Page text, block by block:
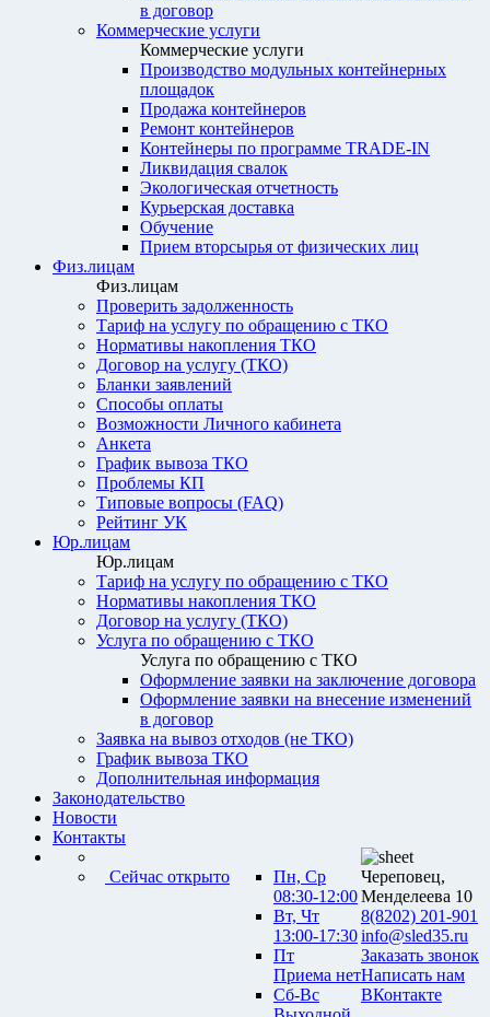
в договор
Коммерческие услуги
Коммерческие услуги
Производство модульных контейнерных
площадок
Продажа контейнеров
Ремонт контейнеров
Контейнеры по программе TRADE-IN
Ликвидация свалок
Экологическая отчетность
Курьерская доставка
Обучение
Прием вторсырья от физических лиц
Физ.лицам
Физ.лицам
Проверить задолженность
Тариф на услугу по обращению с ТКО
Нормативы накопления ТКО
Договор на услугу (ТКО)
Бланки заявлений
Способы оплаты
Возможности Личного кабинета
Анкета
График вывоза ТКО
Проблемы КП
Типовые вопросы (FAQ)
Рейтинг УК
Юр.лицам
Юр.лицам
Тариф на услугу по обращению с ТКО
Нормативы накопления ТКО
Договор на услугу (ТКО)
Услуга по обращению с ТКО
Услуга по обращению с ТКО
Оформление заявки на заключение договора
Оформление заявки на внесение изменений
в договор
Заявка на вывоз отходов (не ТКО)
График вывоза ТКО
Дополнительная информация
Законодательство
Новости
Контакты
Сейчас открыто
Пн, Ср
08:30-12:00
Вт, Чт
13:00-17:30
Пт
Приема нет
Сб-Вс
Череповец,
Менделеева 10
8(8202) 201-901
info@sled35.ru
Заказать звонок
Написать нам
ВКонтакте